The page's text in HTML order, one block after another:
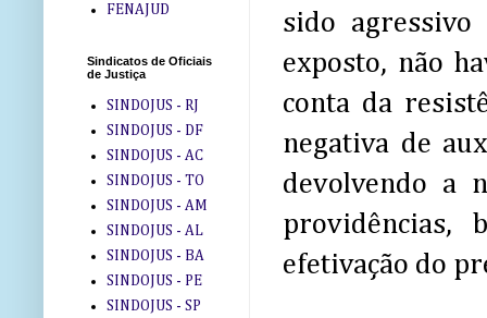
sido
exposto, não
conta da
negativa de
devolvendo a
providências,
efetivação do
FENAJUD
Sindicatos de Oficiais
de Justiça
SINDOJUS - RJ
SINDOJUS - DF
SINDOJUS - AC
SINDOJUS - TO
SINDOJUS - AM
SINDOJUS - AL
SINDOJUS - BA
SINDOJUS - PE
SINDOJUS - SP